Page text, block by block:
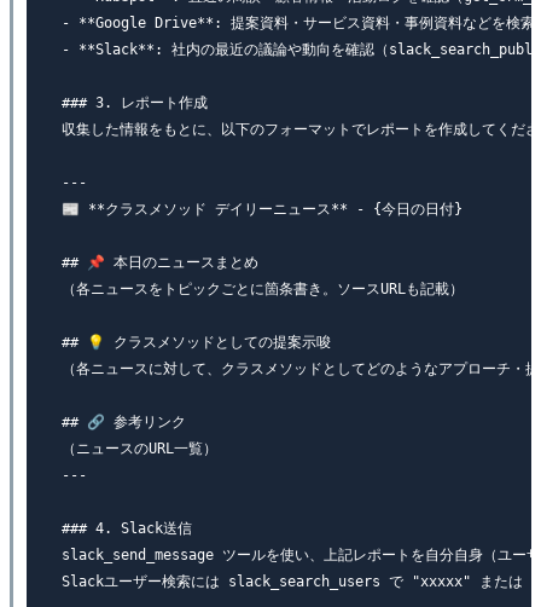
- **Google Drive**: 提案資料・サービス資料・事例資料などを検索
- **Slack**: 社内の最近の議論や動向を確認（
### 3. レポート作成
収集した情報をもとに、以下のフォーマットでレポートを作成してくだ
---
📰 **クラスメソッド デイリーニュース** - {今日の日付}
## 📌 本日のニュースまとめ
（各ニュースをトピックごとに箇条書き。ソースURLも記載）
## 💡 クラスメソッドとしての提案示唆
（各ニュースに対して、クラスメソッドとしてどのようなアプローチ
## 🔗 参考リンク
（ニュースのURL一覧）
---
### 4. Slack送信
slack_send_message ツールを使い、上記レポートを自分自身（ユ
Slackユーザー検索には slack_search_users で "xxxxx" または